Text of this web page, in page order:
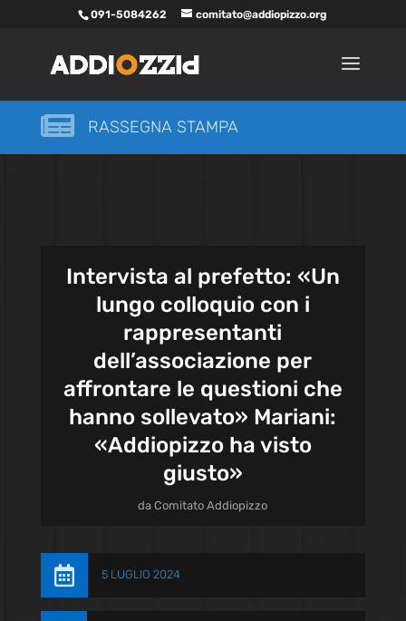
091-5084262 comitato@addiopizzo.org
 RASSEGNA STAMPA
Intervista al prefetto: «Un
lungo colloquio con i
rappresentanti
dell’associazione per
affrontare le questioni che
hanno sollevato» Mariani:
«Addiopizzo ha visto
giusto»
daComitato Addiopizzo
 5 LUGLIO 2024